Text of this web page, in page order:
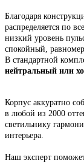
Благодаря
распределяется по
низкий уровень
спокойный,
В стандартной
нейтральный или
Корпус аккуратно
в любой из 2000
светильнику
интерьера.
Наш эксперт